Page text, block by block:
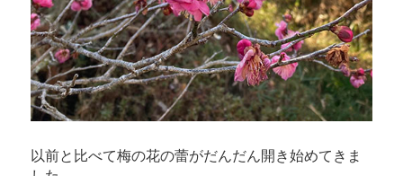
以前と比べて梅の花の蕾がだんだん開き始めてきま